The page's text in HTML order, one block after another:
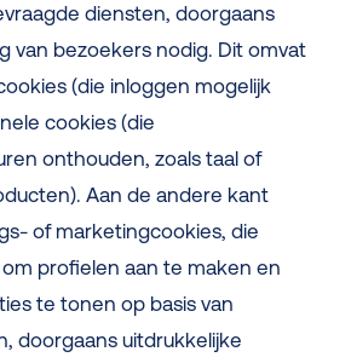
diensten, doorgaans
van bezoekers nodig. Dit omvat
(die inloggen mogelijk
cookies (die
onthouden, zoals taal of
Aan de andere kant
of marketingcookies, die
profielen aan te maken en
te tonen op basis van
doorgaans uitdrukkelijke